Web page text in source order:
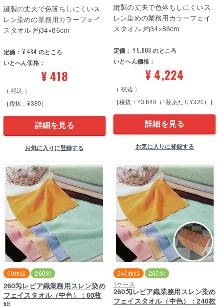
定価： ¥ 484 のところ
いとへん価格：
¥418
税込
［税抜：¥380］
縫製の丈夫で色落ちしにくいス
レン染めの業務用カラーフェイ
スタオル 約34×86cm
詳細を見る
お気に入りに登録する
定価： ¥5,808 のところ
いとへん価格：
¥4,224
税込
［税抜：¥3,840（1枚あたり¥320）］
縫製の丈夫で色落ちしにくいス
レン染めの業務用カラーフェイ
スタオル 約34×86cm
詳細を見る
お気に入りに登録する
260匁レピア織業務用スレン染め
フェイスタオル（中色）：60枚
60枚組 260匁
1ケース
260匁レピア織業務用スレン染め
フェイスタオル（中色）：240枚
240枚組 260匁